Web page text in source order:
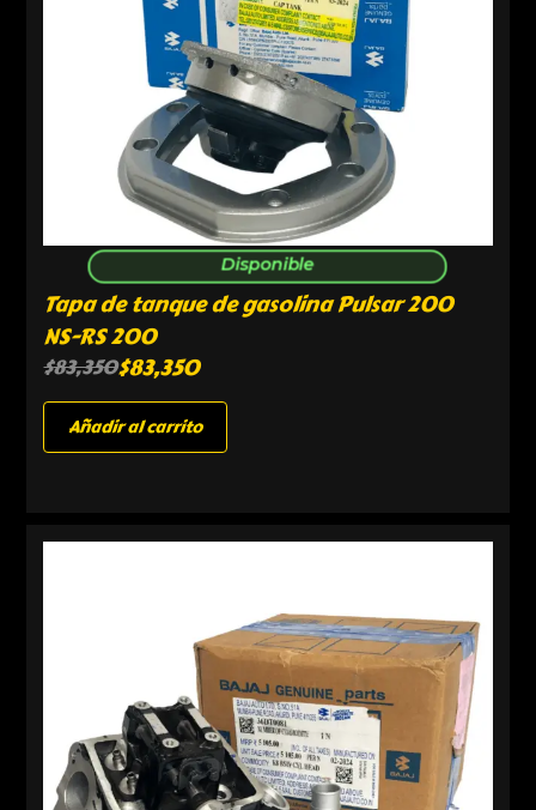
Disponible
Tapa de tanque de gasolina Pulsar 200
NS-RS 200
$83,350$83,350
Añadir al carrito